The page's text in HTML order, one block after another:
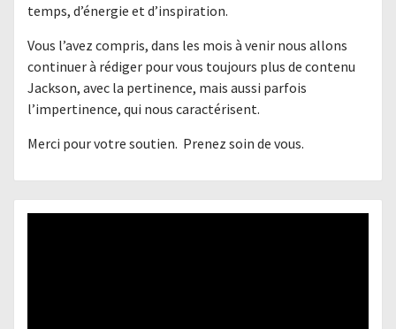
temps, d’énergie et d’inspiration.
Vous l’avez compris, dans les mois à venir nous allons
continuer à rédiger pour vous toujours plus de contenu
Jackson, avec la pertinence, mais aussi parfois
l’impertinence, qui nous caractérisent.
Merci pour votre soutien. Prenez soin de vous.